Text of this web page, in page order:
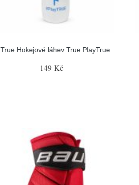
True Hokejové láhev True PlayTrue
149 Kč